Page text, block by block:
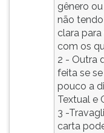
gênero
não
clara
com os
2 - Outra
feita se
pouco a
Textual e
3 -
carta